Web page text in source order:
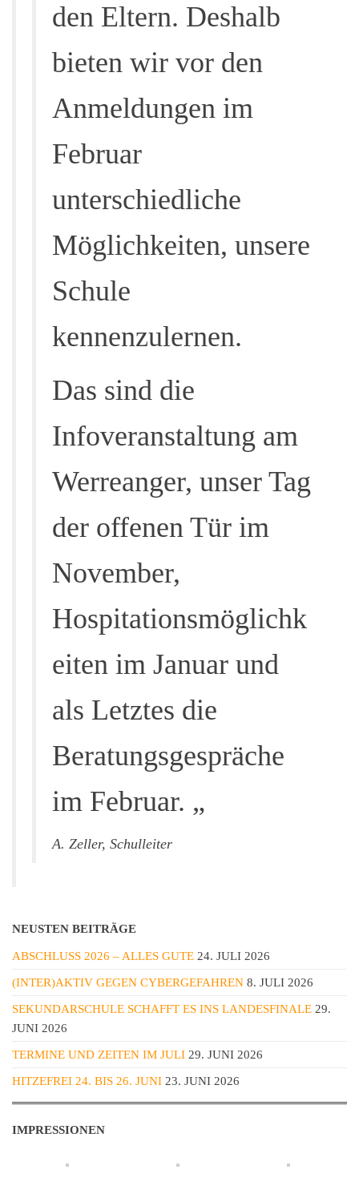
den Eltern. Deshalb
bieten wir vor den
Anmeldungen im
Februar
unterschiedliche
Möglichkeiten, unsere
Schule
kennenzulernen.
Das sind die
Infoveranstaltung am
Werreanger, unser Tag
der offenen Tür im
November,
Hospitationsmöglichk
eiten im Januar und
als Letztes die
Beratungsgespräche
im Februar. „
A. Zeller, Schulleiter
NEUSTEN BEITRÄGE
ABSCHLUSS 2026 – ALLES GUTE 24. JULI 2026
(INTER)AKTIV GEGEN CYBERGEFAHREN 8. JULI 2026
SEKUNDARSCHULE SCHAFFT ES INS LANDESFINALE 29.
JUNI 2026
TERMINE UND ZEITEN IM JULI 29. JUNI 2026
HITZEFREI 24. BIS 26. JUNI 23. JUNI 2026
IMPRESSIONEN